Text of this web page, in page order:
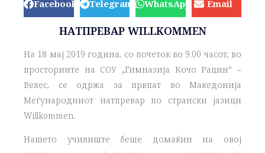
Facebook Telegram WhatsApp Email
НАТПРЕВАР WILLKOMMEN
На 18 мај 2019 година, со почеток во 9.00 часот, во
просториите на СОУ „Гимназија Кочо Рацин“ –
Велес, се одржа за првпат во Македонија
Меѓународниот натпревар по странски јазици
Willkommen.
Нашето училиште беше домаќин на овој